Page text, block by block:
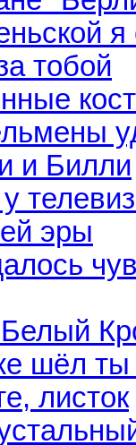
я
тобой
и Билли
эры
шёл ты
листок